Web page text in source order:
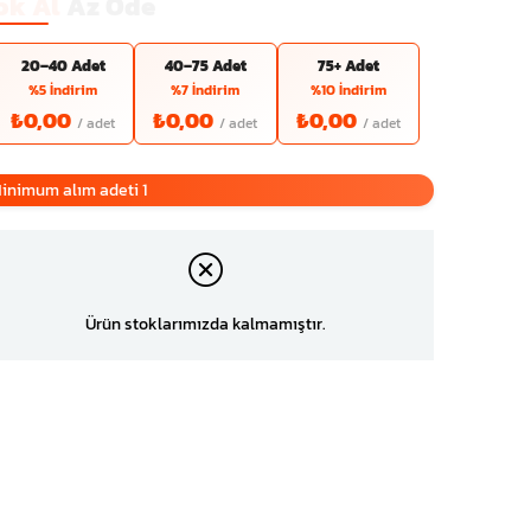
20–40 Adet
%5 İndirim
₺0,00
40–75 Adet
%7 İndirim
₺0,00
75+ Adet
%10 İndirim
₺0,00
alım adeti 1
Ürün stoklarımızda kalmamıştır.